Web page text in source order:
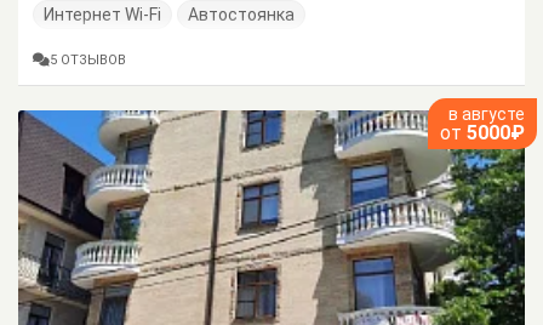
Интернет Wi-Fi Автостоянка
5 ОТЗЫВОВ
в августе
от 5000₽